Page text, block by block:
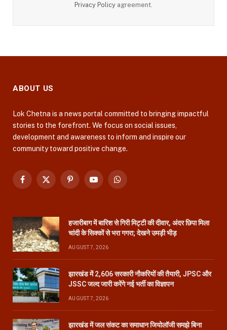
Privacy Policy agreement.
ABOUT US
Lok Chetna is a news portal committed to bringing impactful
stories to the forefront. We focus on social issues,
development and awareness to inform and inspire our
community toward positive change.
Facebook
X
PinterestYouTubeWhatsApp
हजारीबाग में बारिश से गिरी मिट्टी की दीवार, अंदर छिपा मिला
चांदी के सिक्कों से भरा गगरा; देखने उमड़ी भीड़
AUGUST 7, 2026
झारखंड में 2,606 सरकारी नौकरियों की तैयारी, JPSC और
JSSC जल्द जारी करेंगे नई भर्ती का विज्ञापन
AUGUST 7, 2026
झारखंड में जल संकट का समाधान जियोलॉजी समझे बिना